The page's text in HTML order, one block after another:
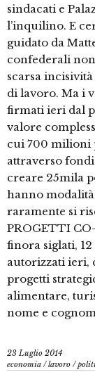
sindacati e
l’inquilino. E
guidato da
confederali
scarsa
di lavoro. Ma i
firmati ieri dal
valore
cui 700 milioni
attraverso
creare 25mila
hanno
raramente si
PROGETTI
finora siglati,
autorizzati ieri,
progetti
alimentare,
nome e
23 Luglio 2014
economia /lavoro /